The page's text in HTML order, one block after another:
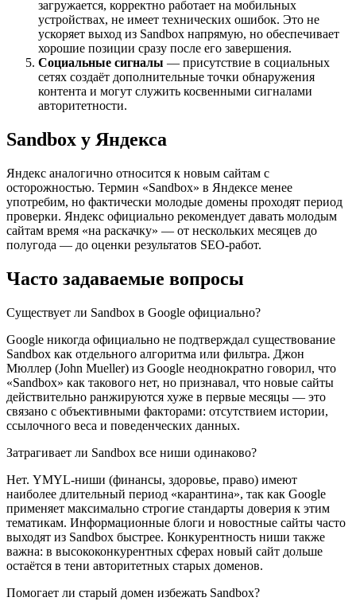
загружается, корректно работает на мобильных
устройствах, не имеет технических ошибок. Это не
ускоряет выход из Sandbox напрямую, но обеспечивает
хорошие позиции сразу после его завершения.
Социальные сигналы — присутствие в социальных
сетях создаёт дополнительные точки обнаружения
контента и могут служить косвенными сигналами
авторитетности.
Sandbox у Яндекса
Яндекс аналогично относится к новым сайтам с
осторожностью. Термин «Sandbox» в Яндексе менее
употребим, но фактически молодые домены проходят период
проверки. Яндекс официально рекомендует давать молодым
сайтам время «на раскачку» — от нескольких месяцев до
полугода — до оценки результатов SEO-работ.
Часто задаваемые вопросы
Существует ли Sandbox в Google официально?
Google никогда официально не подтверждал существование
Sandbox как отдельного алгоритма или фильтра. Джон
Мюллер (John Mueller) из Google неоднократно говорил, что
«Sandbox» как такового нет, но признавал, что новые сайты
действительно ранжируются хуже в первые месяцы — это
связано с объективными факторами: отсутствием истории,
ссылочного веса и поведенческих данных.
Затрагивает ли Sandbox все ниши одинаково?
Нет. YMYL-ниши (финансы, здоровье, право) имеют
наиболее длительный период «карантина», так как Google
применяет максимально строгие стандарты доверия к этим
тематикам. Информационные блоги и новостные сайты часто
выходят из Sandbox быстрее. Конкурентность ниши также
важна: в высококонкурентных сферах новый сайт дольше
остаётся в тени авторитетных старых доменов.
Помогает ли старый домен избежать Sandbox?